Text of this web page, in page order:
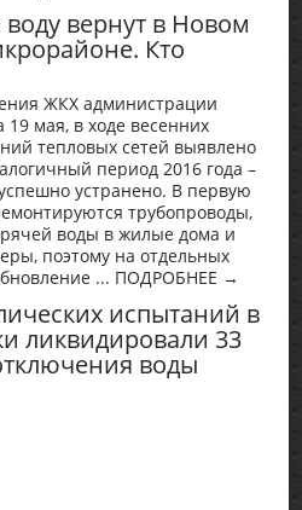
вернут в Новом
Кто
ЖКХ администрации
19 мая, в ходе весенних
тепловых сетей выявлено
период 2016 года –
устранено. В первую
трубопроводы,
воды в жилые дома и
поэтому на отдельных
... ПОДРОБНЕЕ →
испытаний в
ликвидировали 33
воды